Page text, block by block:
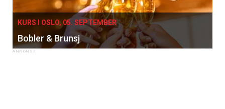
KURS I OSLO, 05. SEPTEMBER
Bobler & Brunsj